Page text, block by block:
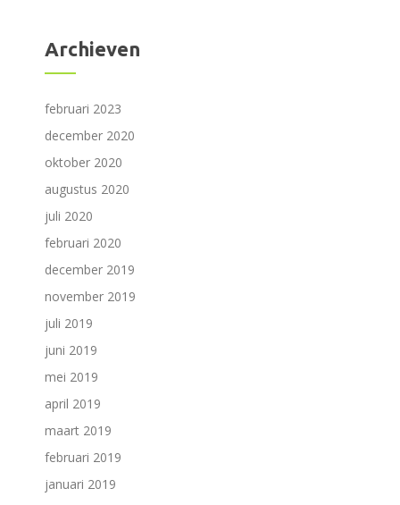
Archieven
februari 2023
december 2020
oktober 2020
augustus 2020
juli 2020
februari 2020
december 2019
november 2019
juli 2019
juni 2019
mei 2019
april 2019
maart 2019
februari 2019
januari 2019